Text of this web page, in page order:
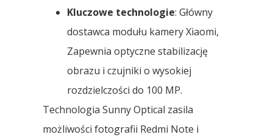
Kluczowe technologie: Główny
dostawca modułu kamery Xiaomi,
Zapewnia optyczne stabilizację
obrazu i czujniki o wysokiej
rozdzielczości do 100 MP.
Technologia Sunny Optical zasila
możliwości fotografii Redmi Note i